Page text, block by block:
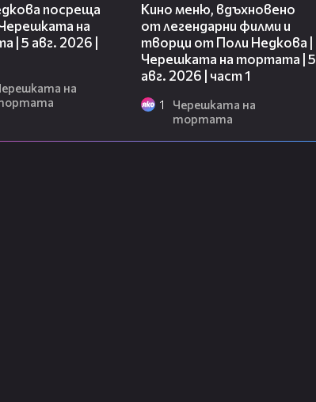
посреща
на
| 5 авг. 2026 |
на
Кино меню, вдъхновено
от легендарни филми и
творци от Поли Недкова |
Черешката на тортата | 5
авг. 2026 | част 1
1
Черешката на
тортата